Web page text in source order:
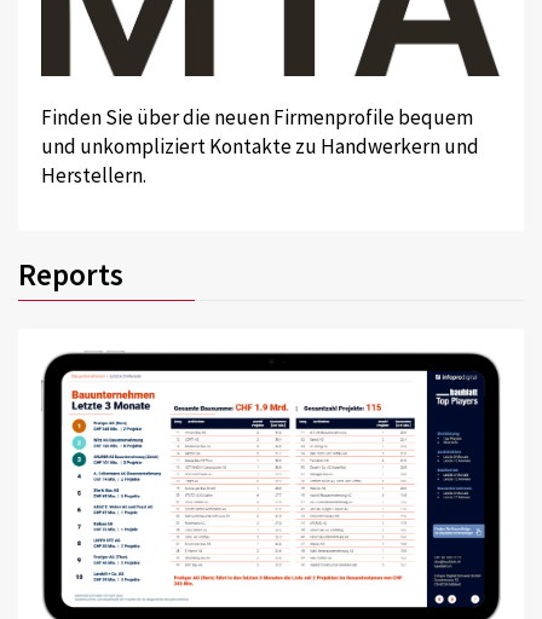
Finden Sie über die neuen Firmenprofile bequem
und unkompliziert Kontakte zu Handwerkern und
Herstellern.
Reports